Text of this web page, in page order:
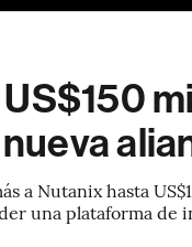
a Nutanix hasta
una plataforma